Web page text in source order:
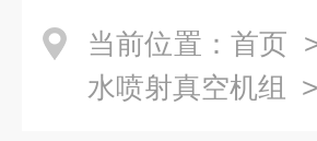
当前位置： 首页
水喷射真空机组